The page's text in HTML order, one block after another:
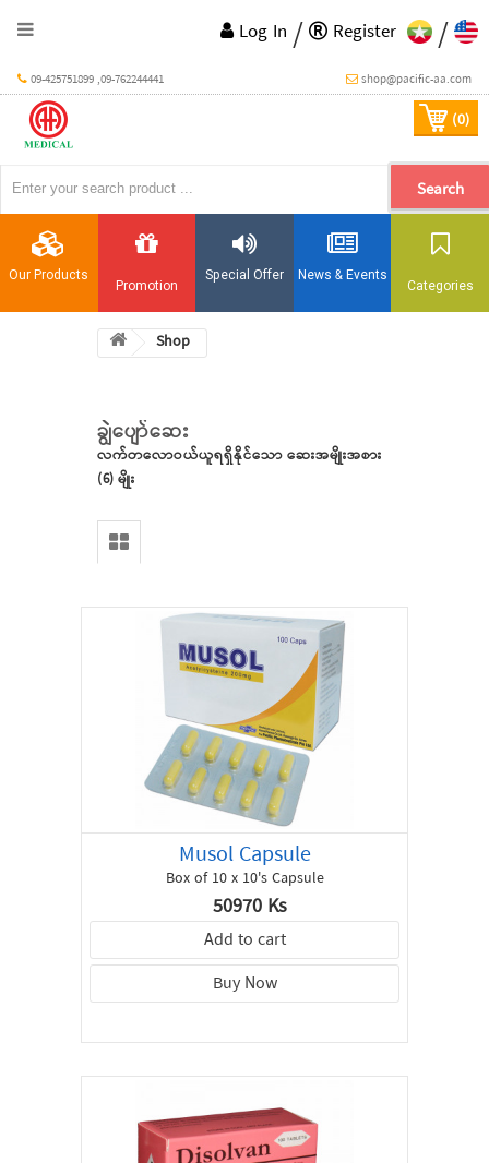
/
Register
/
Log In
09-425751899 ,09-762244441 shop@pacific-aa.com
Products
(0)
Search
Our Products
Promotion
Special Offer News & Events
Categories
Shop
ချွဲပျော်ဆေး
လက်တလောဝယ်ယူရရှိနိုင်သော ဆေးအမျိုးအစား
(6) မျိုး
Musol Capsule
Box of 10 x 10's Capsule
50970 Ks
Add to cart
Buy Now